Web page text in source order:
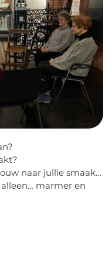
naar jullie smaak…
marmer en